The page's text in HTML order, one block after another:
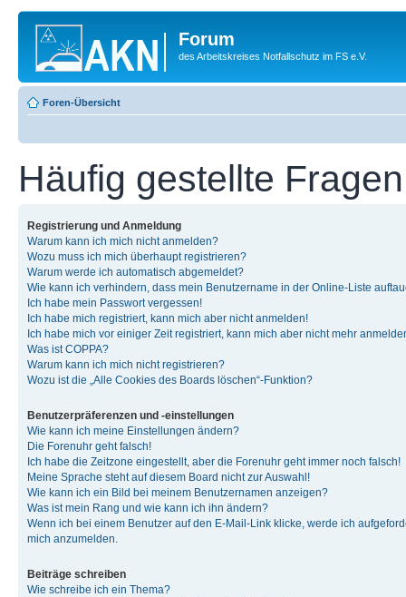
Forum
des Arbeitskreises Notfallschutz im FS e.V.
Foren-Übersicht
Häufig gestellte Fragen
Registrierung und Anmeldung
Warum kann ich mich nicht anmelden?
Wozu muss ich mich überhaupt registrieren?
Warum werde ich automatisch abgemeldet?
Wie kann ich verhindern, dass mein Benutzername in der Online-Liste
Ich habe mein Passwort vergessen!
Ich habe mich registriert, kann mich aber nicht anmelden!
Ich habe mich vor einiger Zeit registriert, kann mich aber nicht mehr
Was ist COPPA?
Warum kann ich mich nicht registrieren?
Wozu ist die „Alle Cookies des Boards löschen“-Funktion?
Benutzerpräferenzen und -einstellungen
Wie kann ich meine Einstellungen ändern?
Die Forenuhr geht falsch!
Ich habe die Zeitzone eingestellt, aber die Forenuhr geht immer noch falsch!
Meine Sprache steht auf diesem Board nicht zur Auswahl!
Wie kann ich ein Bild bei meinem Benutzernamen anzeigen?
Was ist mein Rang und wie kann ich ihn ändern?
Wenn ich bei einem Benutzer auf den E-Mail-Link klicke, werde ich
mich anzumelden.
Beiträge schreiben
Wie schreibe ich ein Thema?